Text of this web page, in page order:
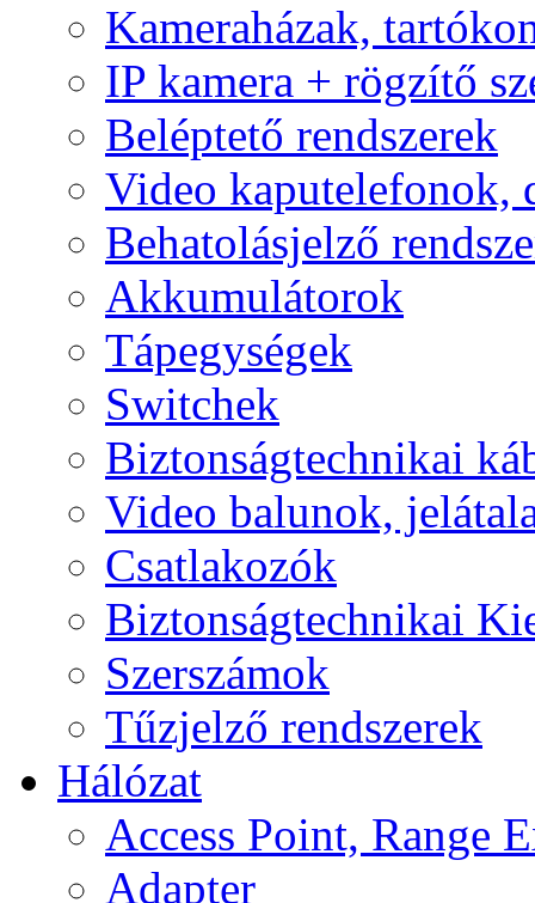
Kameraházak,
IP kamera + rögzítő
Beléptető rendszerek
Video kaputelefonok,
Behatolásjelző
Akkumulátorok
Tápegységek
Switchek
Biztonságtechnikai
Video balunok,
Csatlakozók
Biztonságtechnikai
Szerszámok
Tűzjelző rendszerek
Hálózat
Access Point, Range
Adapter